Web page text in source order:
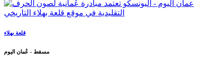
قلعة بهلاء
مسقط - عُمان اليوم